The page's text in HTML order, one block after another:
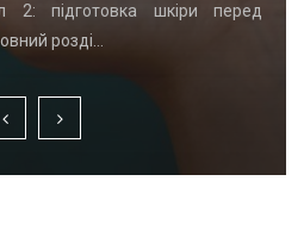
2: підготовка шкіри перед
розді…